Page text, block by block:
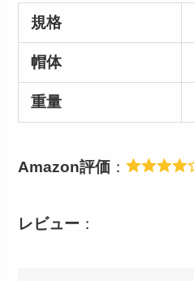
規格
帽体
重量
Amazon評価 ：
レビュー ：